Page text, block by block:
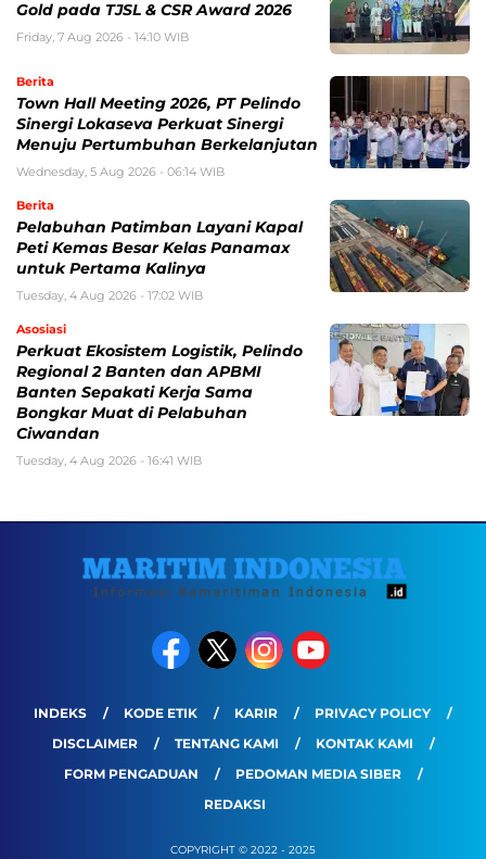
Gold pada TJSL & CSR Award 2026
Friday, 7 Aug 2026 - 14:10 WIB
Berita
Town Hall Meeting 2026, PT Pelindo
Sinergi Lokaseva Perkuat Sinergi
Menuju Pertumbuhan Berkelanjutan
Wednesday, 5 Aug 2026 - 06:14 WIB
Berita
Pelabuhan Patimban Layani Kapal
Peti Kemas Besar Kelas Panamax
untuk Pertama Kalinya
Tuesday, 4 Aug 2026 - 17:02 WIB
Asosiasi
Perkuat Ekosistem Logistik, Pelindo
Regional 2 Banten dan APBMI
Banten Sepakati Kerja Sama
Bongkar Muat di Pelabuhan
Ciwandan
Tuesday, 4 Aug 2026 - 16:41 WIB
INDEKS KODE ETIK KARIR
PRIVACY POLICY
DISCLAIMER
TENTANG KAMI
KONTAK KAMI
FORM PENGADUAN
PEDOMAN MEDIA SIBER
REDAKSI
COPYRIGHT © 2022 - 2025